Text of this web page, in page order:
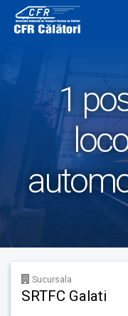
content
1
Sucursala
SRTFC Galati